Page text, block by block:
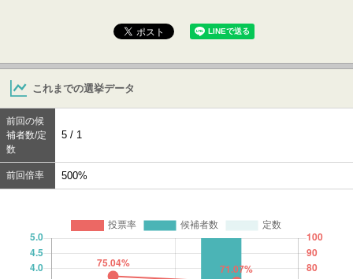
これまでの選挙データ
前回の候
補者数/定
数
5 / 1
前回倍率 500%